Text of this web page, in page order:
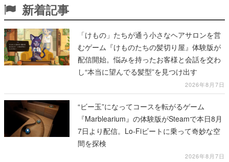
新着記事
「けもの」たちが通う小さなヘアサロンを営
むゲーム『けものたちの髪切り屋』体験版が
配信開始。悩みを持ったお客様と会話を交わ
し“本当に望んでる髪型”を見つけ出す
2026年8月7日
“ビー玉”になってコースを転がるゲーム
『Marblearium』の体験版がSteamで本日8月
7日より配信。Lo-Fiビートに乗って奇妙な空
間を探検
2026年8月7日